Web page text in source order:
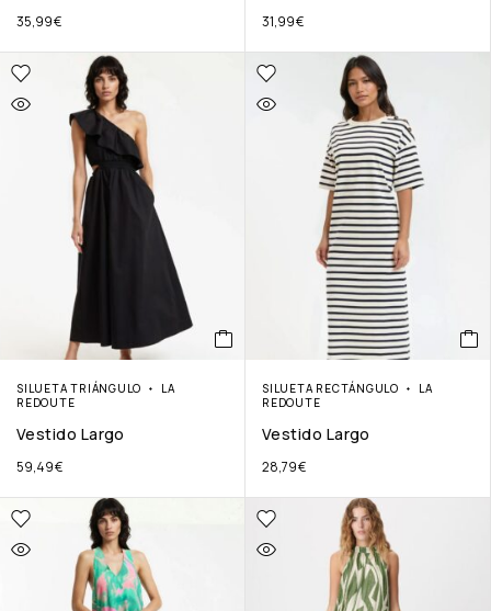
35,99€ 31,99€
SILUETA TRIÁNGULO
LA
REDOUTE
Vestido Largo
59,49€
SILUETA RECTÁNGULO
LA
REDOUTE
Vestido Largo
28,79€